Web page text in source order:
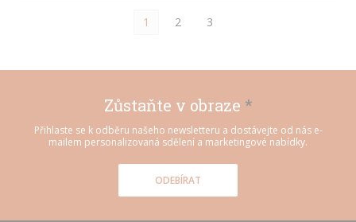
1 2 3
Zůstaňte v obraze *
Přihlaste se k odběru našeho newsletteru a dostávejte od nás e-
mailem personalizovaná sdělení a marketingové nabídky.
ODEBÍRAT